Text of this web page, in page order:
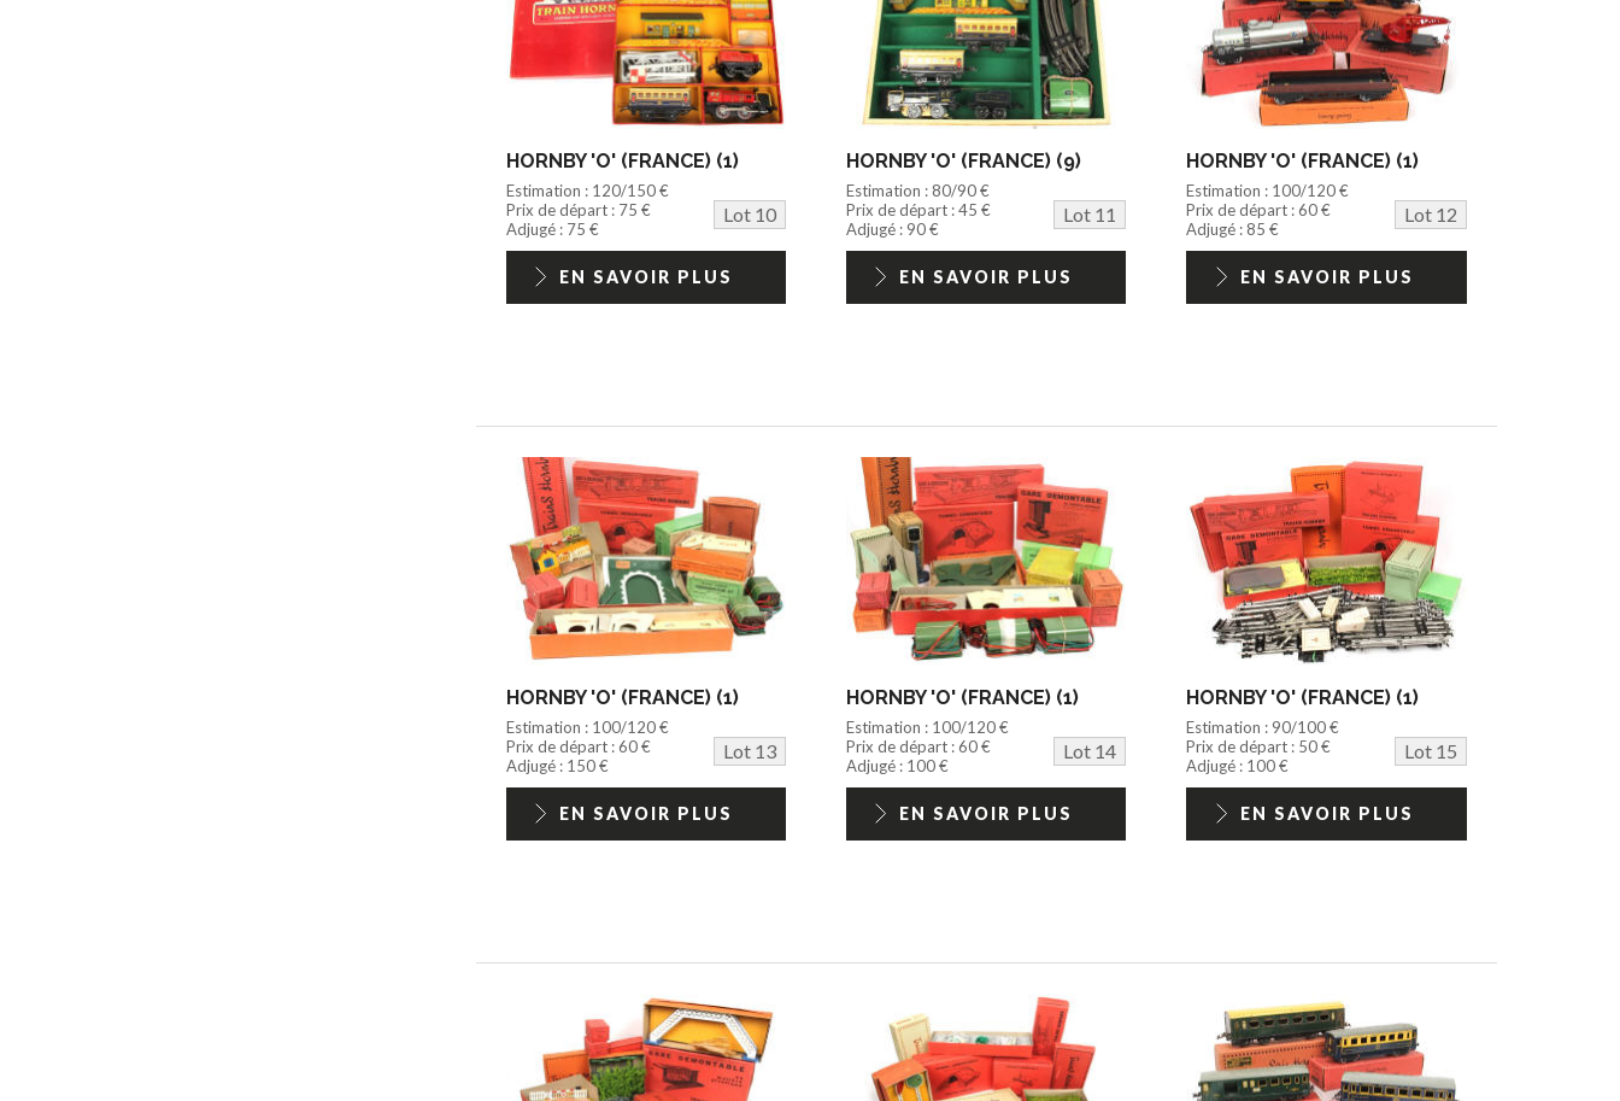
HORNBY 'O' (FRANCE) (1)
Estimation : 120/150 €
Prix de départ : 75 €
Lot 10
Adjugé : 75 €
EN SAVOIR PLUS
HORNBY 'O' (FRANCE) (9)
Estimation : 80/90 €
Prix de départ : 45 €
Lot 11
Adjugé : 90 €
EN SAVOIR PLUS
HORNBY 'O' (FRANCE) (1)
Estimation : 100/120 €
Prix de départ : 60 €
Lot 12
Adjugé : 85 €
EN SAVOIR PLUS
HORNBY 'O' (FRANCE) (1)
Estimation : 100/120 €
Prix de départ : 60 €
Lot 13
Adjugé : 150 €
EN SAVOIR PLUS
HORNBY 'O' (FRANCE) (1)
Estimation : 100/120 €
Prix de départ : 60 €
Lot 14
Adjugé : 100 €
EN SAVOIR PLUS
HORNBY 'O' (FRANCE) (1)
Estimation : 90/100 €
Prix de départ : 50 €
Lot 15
Adjugé : 100 €
EN SAVOIR PLUS